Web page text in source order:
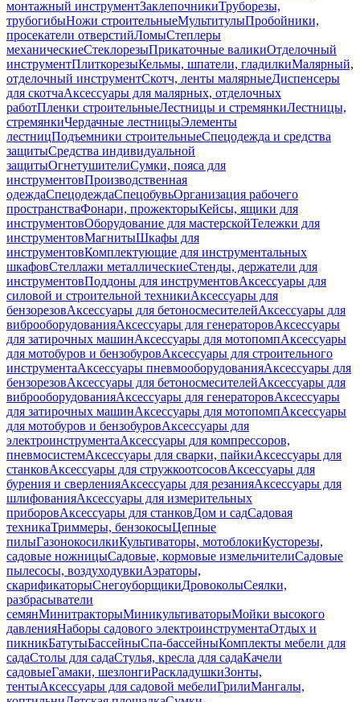
монтажный инструментЗаклепочникиТруборезы,
трубогибыНожи строительныеМультитулыПробойники,
просекатели отверстийЛомыСтеплеры
механическиеСтеклорезыПрикаточные валикиОтделочный
инструментПлиткорезыКельмы, шпатели, гладилкиМалярный,
отделочный инструментСкотч, ленты малярныеДиспенсеры
для скотчаАксессуары для малярных, отделочных
работПленки строительныеЛестницы и стремянкиЛестницы,
стремянкиЧердачные лестницыЭлементы
лестницПодъемники строительныеСпецодежда и средства
защитыСредства индивидуальной
защитыОгнетушителиСумки, пояса для
инструментовПроизводственная
одеждаСпецодеждаСпецобувьОрганизация рабочего
пространстваФонари, прожекторыКейсы, ящики для
инструментовОборудование для мастерскойТележки для
инструментовМагнитыШкафы для
инструментовКомплектующие для инструментальных
шкафовСтеллажи металлическиеСтенды, держатели для
инструментовПоддоны для инструментовАксессуары для
силовой и строительной техникиАксессуары для
бензорезовАксессуары для бетоносмесителейАксессуары для
виброоборудованияАксессуары для генераторовАксессуары
для затирочных машинАксессуары для мотопомпАксессуары
для мотобуров и бензобуровАксессуары для строительного
инструментаАксессуары пневмооборудованияАксессуары для
бензорезовАксессуары для бетоносмесителейАксессуары для
виброоборудованияАксессуары для генераторовАксессуары
для затирочных машинАксессуары для мотопомпАксессуары
для мотобуров и бензобуровАксессуары для
электроинструментаАксессуары для компрессоров,
пневмосистемАксессуары для сварки, пайкиАксессуары для
станковАксессуары для стружкоотсосовАксессуары для
бурения и сверленияАксессуары для резанияАксессуары для
шлифованияАксессуары для измерительных
приборовАксессуары для станковДом и садСадовая
техникаТриммеры, бензокосыЦепные
пилыГазонокосилкиКультиваторы, мотоблокиКусторезы,
садовые ножницыСадовые, кормовые измельчителиСадовые
пылесосы, воздуходувкиАэраторы,
скарификаторыСнегоуборщикиДровоколыСеялки,
разбрасыватели
семянМинитракторыМиникультиваторыМойки высокого
давленияНаборы садового электроинструментаОтдых и
пикникБатутыБассейныСпа-бассейныКомплекты мебели для
садаСтолы для садаСтулья, кресла для садаКачели
садовыеГамаки, шезлонгиРаскладушкиЗонты,
тентыАксессуары для садовой мебелиГрилиМангалы,